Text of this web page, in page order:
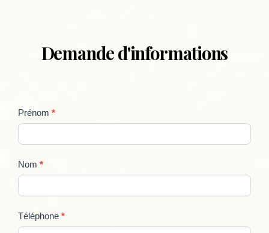
Demande d'informations
formation
Stage
AFDAS
Prénom *
Nom *
Téléphone *